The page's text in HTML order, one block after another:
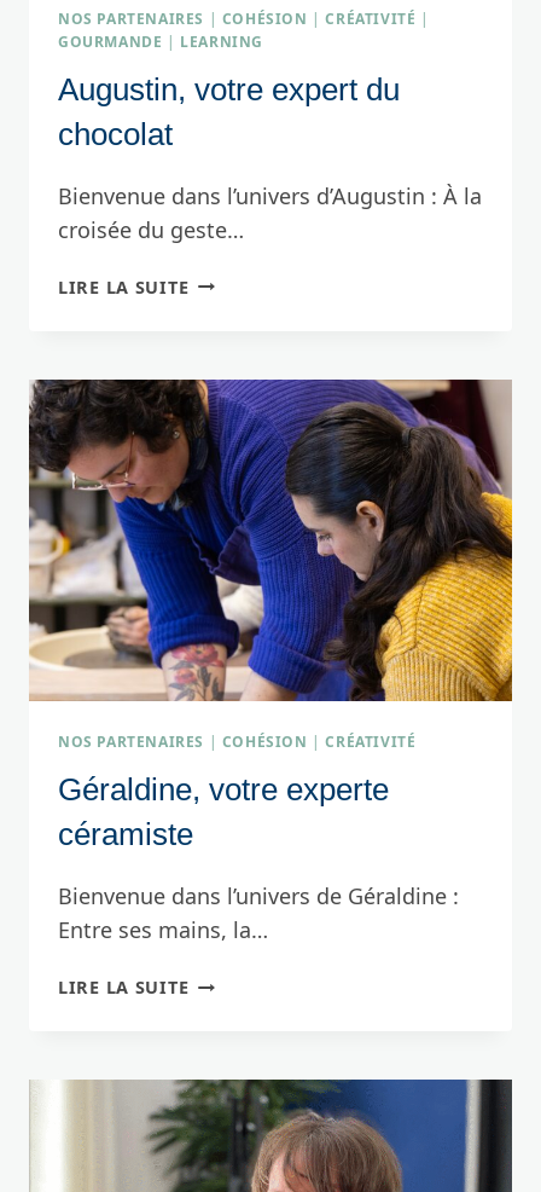
NOS PARTENAIRES | COHÉSION |CRÉATIVITÉ |
GOURMANDE | LEARNING
Augustin, votre expert du
chocolat
Bienvenue dans l’univers d’Augustin : À la
croisée du geste…
LIRE LA SUITEAUGUSTIN,
CHOCOLAT
NOS PARTENAIRES | COHÉSION |CRÉATIVITÉ
Géraldine, votre experte
céramiste
Bienvenue dans l’univers de Géraldine :
Entre ses mains, la…
LIRE LA SUITEGÉRALDINE,